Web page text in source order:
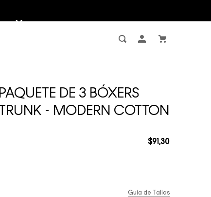
PAQUETE DE 3 BÓXERS
TRUNK - MODERN COTTON
$91 ,30
Guía de Tallas